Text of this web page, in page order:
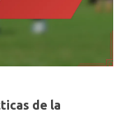
de la